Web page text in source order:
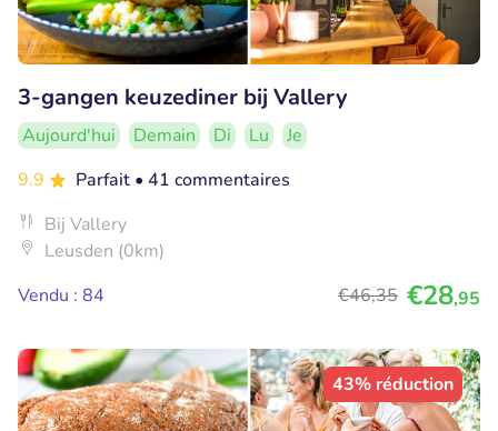
3-gangen keuzediner bij Vallery
Aujourd'hui Demain Di Lu
Je
9.9
Parfait • 41 commentaires
Bij Vallery
Leusden (0km)
Vendu : 84
€46,35 €28,95
43% réduction